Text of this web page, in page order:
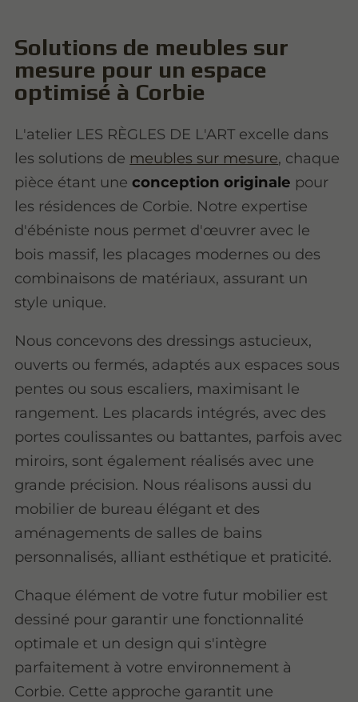
Solutions de meubles sur
mesure pour un espace
optimisé à Corbie
L'atelier LES RÈGLES DE L'ART excelle dans
les solutions de meubles sur mesure, chaque
pièce étant uneconception originale pour
les résidences de Corbie. Notre expertise
d'ébéniste nous permet d'œuvrer avec le
bois massif, les placages modernes ou des
combinaisons de matériaux, assurant un
style unique.
Nous concevons des dressings astucieux,
ouverts ou fermés, adaptés aux espaces sous
pentes ou sous escaliers, maximisant le
rangement. Les placards intégrés, avec des
portes coulissantes ou battantes, parfois avec
miroirs, sont également réalisés avec une
grande précision. Nous réalisons aussi du
mobilier de bureau élégant et des
aménagements de salles de bains
personnalisés, alliant esthétique et praticité.
Chaque élément de votre futur mobilier est
dessiné pour garantir une fonctionnalité
optimale et un design qui s'intègre
parfaitement à votre environnement à
Corbie. Cette approche garantit une